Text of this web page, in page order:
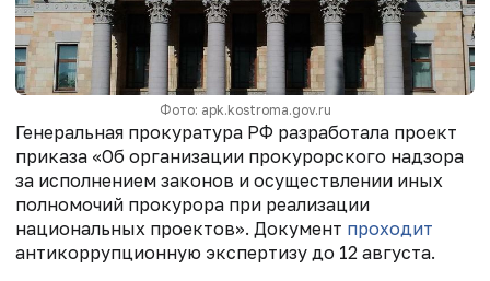
Фото: apk.kostroma.gov.ru
Генеральная прокуратура РФ разработала проект
приказа «Об организации прокурорского надзора
за исполнением законов и осуществлении иных
полномочий прокурора при реализации
национальных проектов». Документ проходит
антикоррупционную экспертизу до 12 августа.